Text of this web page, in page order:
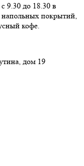
9.30 до 18.30 в
покрытий,
кофе.
дом 19